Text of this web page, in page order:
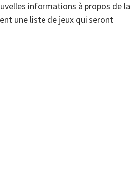
informations à propos de la
une liste de jeux qui seront